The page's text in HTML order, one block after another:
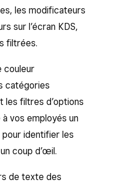
les modificateurs
sur l’écran KDS,
filtrées.
couleur
catégories
les filtres d’options
vos employés un
identifier les
coup d’œil.
de texte des